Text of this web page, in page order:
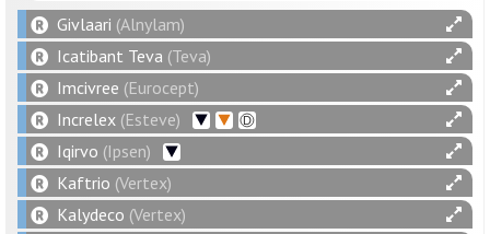
Givlaari (Alnylam)
Icatibant Teva (Teva)
Imcivree (Eurocept)
Increlex (Esteve)
Iqirvo (Ipsen)
Kaftrio (Vertex)
Kalydeco (Vertex)